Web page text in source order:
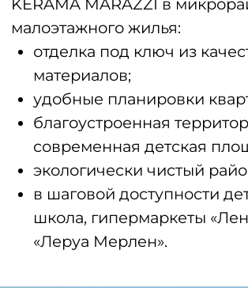
построены и введены в эксплуатацию.
купли-продажи.
(ПАО), АО Газпромбанк, ПАО Промсвязьбанк, АО
Альфа-банк